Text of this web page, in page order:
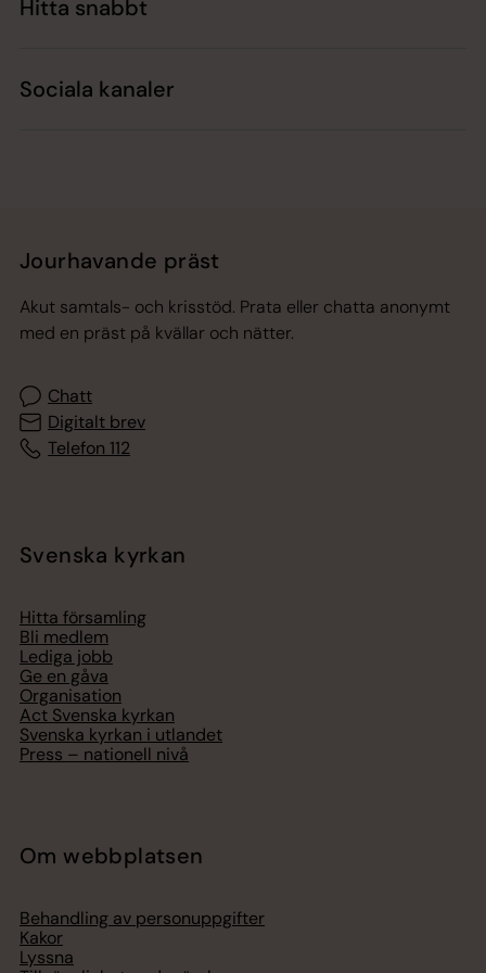
Hitta snabbt
Sociala kanaler
Jourhavande präst
Akut samtals- och krisstöd. Prata eller chatta anonymt
med en präst på kvällar och nätter.
Chatt
Digitalt brev
Telefon 112
Svenska kyrkan
Hitta församling
Bli medlem
Lediga jobb
Ge en gåva
Organisation
Act Svenska kyrkan
Svenska kyrkan i utlandet
Press – nationell nivå
Om webbplatsen
Behandling av personuppgifter
Kakor
Lyssna